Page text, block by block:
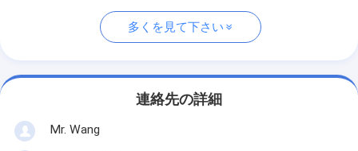
多くを見て下さい
連絡先の詳細
Mr. Wang